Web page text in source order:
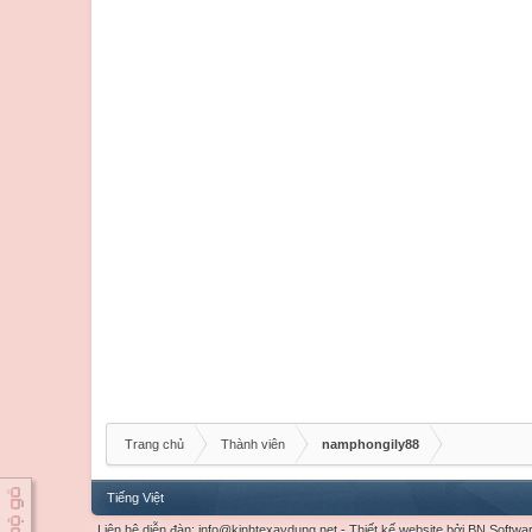
Trang chủ Thành viên namphongily88
Tiếng Việt